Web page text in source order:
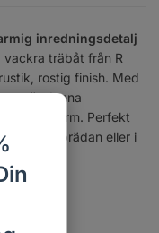
inredningsdetalj
vackra träbåt från R
rostig finish. Med
är denna
charm. Perfekt
fönsterbrädan eller i